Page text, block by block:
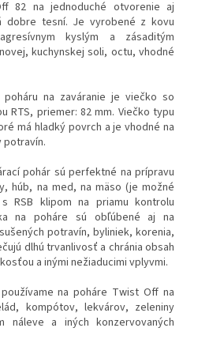
82 na jednoduché otvorenie aj
dobre tesní. Je vyrobené z kovu
kyslým a zásaditým
kuchynskej soli, octu, vhodné
na zaváranie je viečko so
RTS, priemer: 82 mm. Viečko typu
má hladký povrch a je vhodné na
pohár sú perfektné na prípravu
húb, na med, na mäso (je možné
RSB klipom na priamu kontrolu
na poháre sú obľúbené aj na
potravín, byliniek, korenia,
dlhú trvanlivosť a chránia obsah
a inými nežiaducimi vplyvmi.
na poháre Twist Off na
kompótov, lekvárov, zeleniny
náleve a iných konzervovaných